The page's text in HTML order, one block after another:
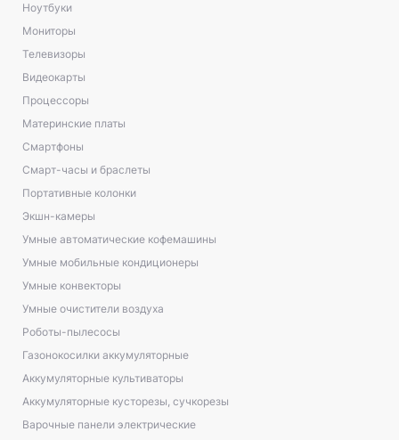
Ноутбуки
Мониторы
Телевизоры
Видеокарты
Процессоры
Материнские платы
Смартфоны
Смарт-часы и браслеты
Портативные колонки
Экшн-камеры
Умные автоматические кофемашины
Умные мобильные кондиционеры
Умные конвекторы
Умные очистители воздуха
Роботы-пылесосы
Газонокосилки аккумуляторные
Аккумуляторные культиваторы
Аккумуляторные кусторезы, сучкорезы
Варочные панели электрические